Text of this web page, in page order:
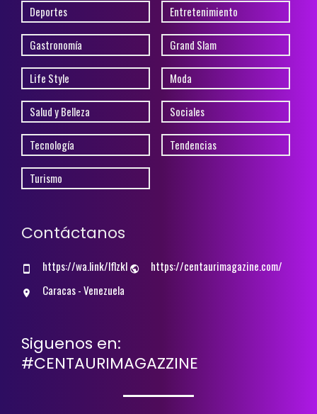
Deportes Entretenimiento
Gastronomía Grand Slam
Life Style Moda
Salud y Belleza Sociales
Tecnología Tendencias
Turismo
Contáctanos
https://wa.link/lflzkl
https://centaurimagazine.com/
Caracas - Venezuela
Siguenos en:
#CENTAURIMAGAZZINE